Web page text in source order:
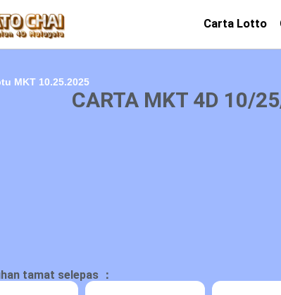
Carta Lotto
MKT 10.25.2025
CARTA MKT 4D 10/
tamat selepas ：